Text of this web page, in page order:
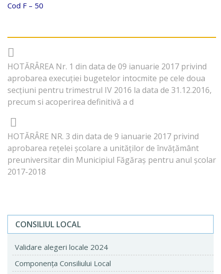
Cod F – 50
HOTĂRÂREA Nr. 1 din data de 09 ianuarie 2017 privind
aprobarea execuţiei bugetelor intocmite pe cele doua
secţiuni pentru trimestrul IV 2016 la data de 31.12.2016,
precum si acoperirea definitivă a d
HOTĂRÂRE NR. 3 din data de 9 ianuarie 2017 privind
aprobarea reţelei şcolare a unităţilor de învăţământ
preuniversitar din Municipiul Făgăraş pentru anul şcolar
2017-2018
CONSILIUL LOCAL
Validare alegeri locale 2024
Componenţa Consiliului Local